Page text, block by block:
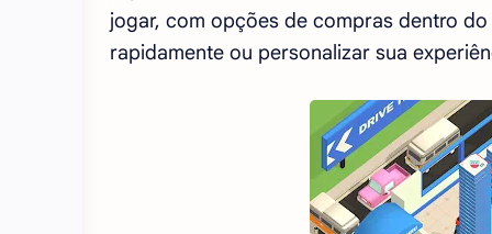
jogar, com opções de compras dentro
rapidamente ou personalizar sua